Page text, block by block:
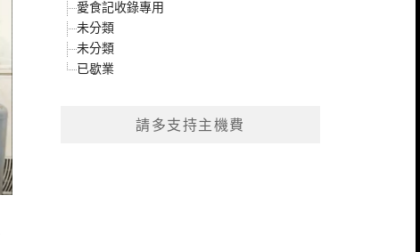
愛食記收錄專用
未分類
未分類
已歇業
請多支持主機費